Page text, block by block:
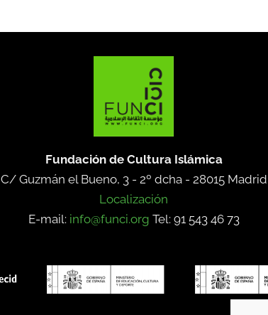
Fundación de Cultura Islámica
C/ Guzmán el Bueno, 3 - 2º dcha - 28015 Madrid
Localización
E-mail: info@funci.org Tel: 91 543 46 73